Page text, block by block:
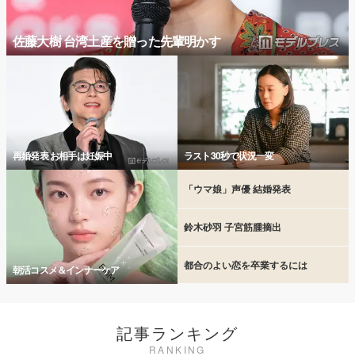
佐藤大樹 台湾土産を贈った先輩明かす
再婚発表 お相手は妊娠中 ラスト30秒で状況一変
朝活コスメ＆インナーケア
「ウマ娘」声優 結婚発表
鈴木砂羽 子宮筋腫摘出
都合のよい恋を卒業するには
記事ランキング
RANKING